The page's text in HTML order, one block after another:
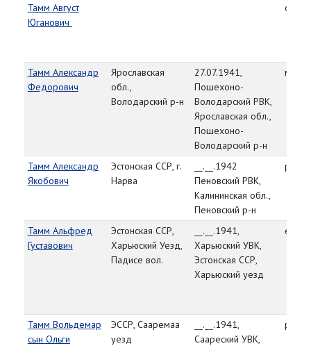
Тамм Август
Юганович
Тамм Александр
Федорович
Ярославская
обл.,
Володарский р-н
27.07.1941,
Пошехоно-
Володарский РВК,
Ярославская обл.,
Пошехоно-
Володарский р-н
мл.
Тамм Александр
Якобович
Эстонская ССР, г.
Нарва
__.__.1942
Пеновский РВК,
Калининская обл.,
Пеновский р-н
Тамм Альфред
Густавович
Эстонская ССР,
Харьюский Уезд,
Падисе вол.
__.__.1941,
Харьюский УВК,
Эстонская ССР,
Харьюский уезд
Тамм Вольдемар
сын Ольги
ЭССР, Сааремаа
уезд
__.__.1941,
Саареский УВК,